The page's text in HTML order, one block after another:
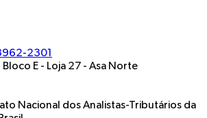
2301
E - Loja 27 - Asa Norte
Nacional dos Analistas-Tributários da